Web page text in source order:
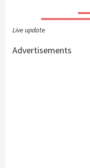
Live update
Advertisements